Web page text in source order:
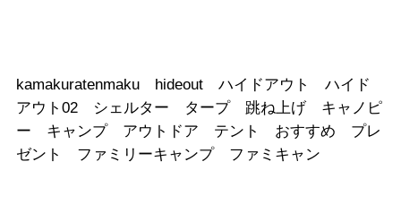
kamakuratenmaku hideout ハイドアウト ハイド
アウト02 シェルター タープ 跳ね上げ キャノピ
ー キャンプ アウトドア テント おすすめ プレ
ゼント ファミリーキャンプ ファミキャン